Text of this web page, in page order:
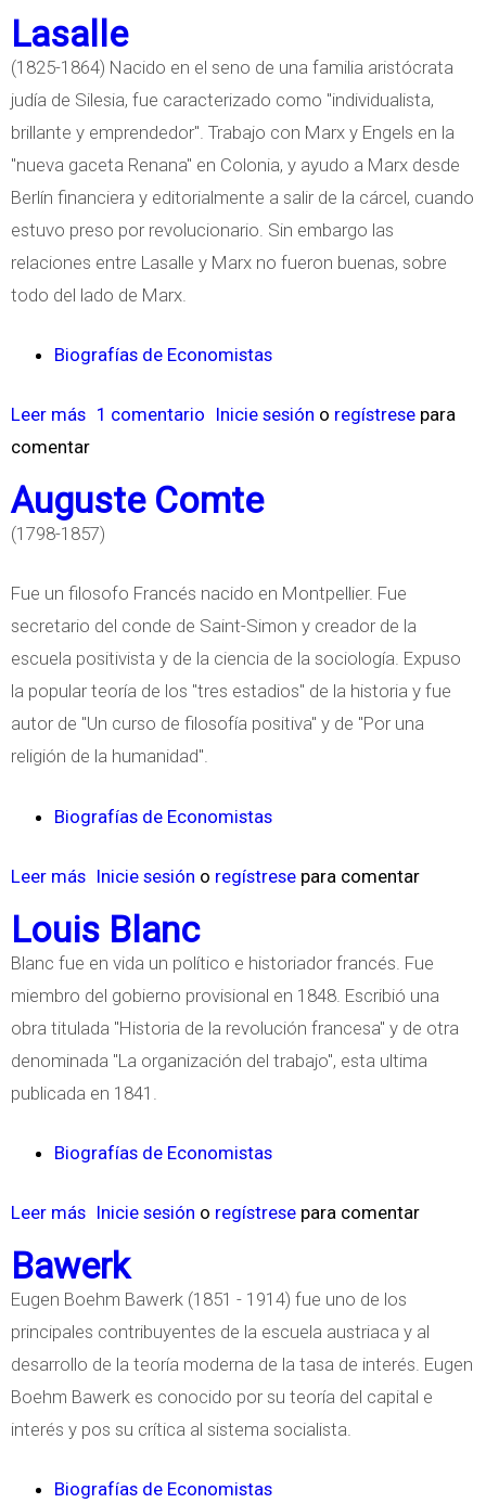
n
o
b
r
e
M
e
n
g
e
r
Lasalle
(1825-1864) Nacido en el seno de una familia aristócrata
judía de Silesia, fue caracterizado como "individualista,
brillante y emprendedor". Trabajo con Marx y Engels en la
"nueva gaceta Renana" en Colonia, y ayudo a Marx desde
Berlín financiera y editorialmente a salir de la cárcel, cuando
estuvo preso por revolucionario. Sin embargo las
relaciones entre Lasalle y Marx no fueron buenas, sobre
todo del lado de Marx.
Biografías de Economistas
Leer más
o
r
e
1 comentario Inicie sesión o regístrese para
comentar
Auguste Comte
(1798-1857)
Fue un filosofo Francés nacido en Montpellier. Fue
secretario del conde de Saint-Simon y creador de la
escuela positivista y de la ciencia de la sociología. Expuso
la popular teoría de los "tres estadios" de la historia y fue
autor de "Un curso de filosofía positiva" y de "Por una
religión de la humanidad".
Biografías de Economistas
Leer más
b
r
e
A
u
g
s
C
o
m
t
e
Inicie sesión o regístrese para comentar
Louis Blanc
Blanc fue en vida un político e historiador francés. Fue
miembro del gobierno provisional en 1848. Escribió una
obra titulada "Historia de la revolución francesa" y de otra
denominada "La organización del trabajo", esta ultima
publicada en 1841.
Biografías de Economistas
Leer más
b
r
e
L
o
u
Inicie sesión o regístrese para comentar
Bawerk
Eugen Boehm Bawerk (1851 - 1914) fue uno de los
principales contribuyentes de la escuela austriaca y al
desarrollo de la teoría moderna de la tasa de interés. Eugen
Boehm Bawerk es conocido por su teoría del capital e
interés y pos su crítica al sistema socialista.
Biografías de Economistas